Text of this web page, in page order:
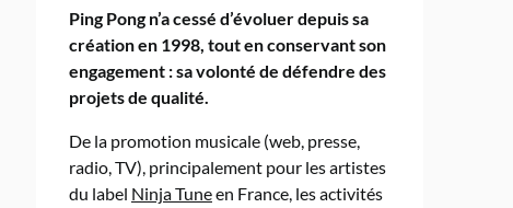
Ping Pong n’a cessé d’évoluer depuis sa
création en 1998, tout en conservant son
engagement : sa volonté de défendre des
projets de qualité.
De la promotion musicale (web, presse,
radio, TV), principalement pour les artistes
du label Ninja Tuneen France, les activités